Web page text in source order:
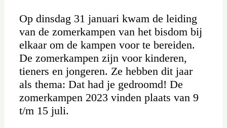
Op dinsdag 31 januari kwam de leiding
van de zomerkampen van het bisdom bij
elkaar om de kampen voor te bereiden.
De zomerkampen zijn voor kinderen,
tieners en jongeren. Ze hebben dit jaar
als thema: Dat had je gedroomd! De
zomerkampen 2023 vinden plaats van 9
t/m 15 juli.